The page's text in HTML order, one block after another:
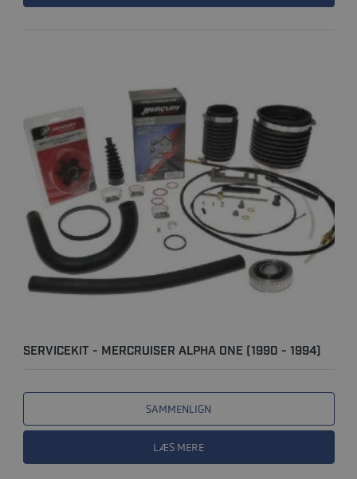
SERVICEKIT - MERCRUISER ALPHA ONE (1990 - 1994)
SAMMENLIGN
LÆS MERE